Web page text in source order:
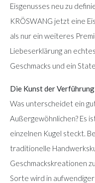
Eisgenusses neu zu
KRÖSWANG jetzt eine
als nur ein weiteres
Liebeserklärung an
Geschmacks und ein
Die Kunst der Verführung
Was unterscheidet ein
Außergewöhnlichen? Es
einzelnen Kugel steckt.
traditionelle
Geschmackskreationen
Sorte wird in